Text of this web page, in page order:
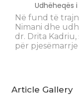
Udhëheqës
Në fund të
Nimani dhe
dr. Drita
për
Article Gallery